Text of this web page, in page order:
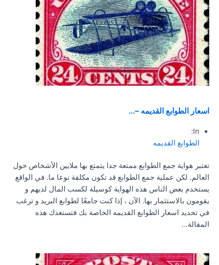
اسعار الطوابع القديمه –…
In:
الطوابع القديمه
تعتبر هواية جمع الطوابع ممتعة جدا يتمتع بها ملايين الأشخاص حول
العالم. لكن عملية جمع الطوابع قد تكون مكلفة نوعا ما. في الواقع
يستخدم بعض الناس هذه الهواية كوسيلة لكسب المال لديهم و
يقومون بالاستثمار بها. الآن ، إذا كنت جامعًا لطوابع البريد و ترغب
في تحديد اسعار الطوابع القديمه الخاصة بك فتستعدك هذه
المقالة…